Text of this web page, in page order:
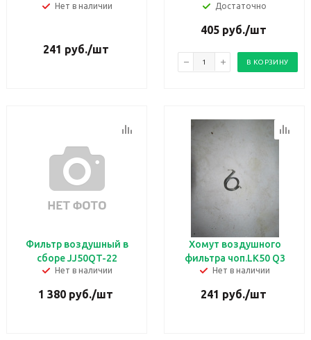
Нет в наличии
241 руб./шт
Достаточно
405руб./шт
В КОРЗИНУ
Фильтр воздушный в
сборе JJ50QT-22
Нет в наличии
1 380 руб./шт
Хомут воздушного
фильтра чоп.LK50 Q3
Нет в наличии
241 руб./шт